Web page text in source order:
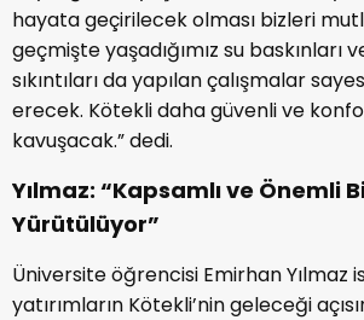
hayata geçirilecek olması bizleri
geçmişte yaşadığımız su baskınları
sıkıntıları da yapılan çalışmalar
erecek. Kötekli daha güvenli ve
kavuşacak.” dedi.
Yılmaz: “Kapsamlı ve Önemli
Yürütülüyor”
Üniversite öğrencisi Emirhan Yılmaz
yatırımların Kötekli’nin geleceği